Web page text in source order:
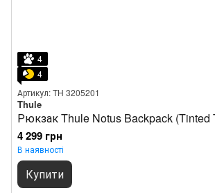
4
4
Артикул: TH 3205201
Thule
Рюкзак Thule Notus Backpack (Tinted
4 299 грн
В наявності
Купити